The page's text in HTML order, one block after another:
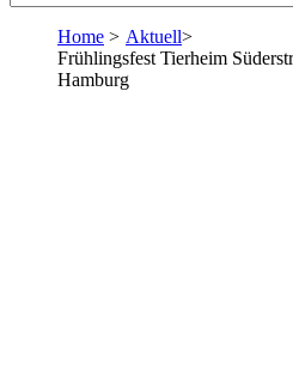
Home > Aktuell>
Frühlingsfest Tierheim
Hamburg